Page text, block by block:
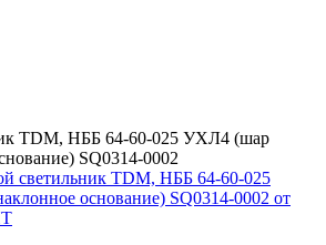
TDM, НББ 64-60-025 УХЛ4 (шар
SQ0314-0002